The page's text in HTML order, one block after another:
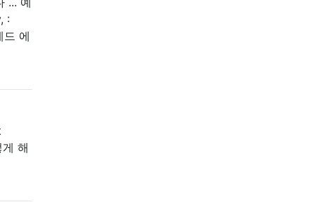
:
에
해